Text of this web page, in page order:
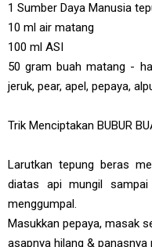
1 Sumber Daya Manusia
10 ml air matang
100 ml ASI
50 gram buah matang -
jeruk, pear, apel, pepaya,
Trik Menciptakan BUBUR
Larutkan tepung beras
diatas api mungil
menggumpal.
Masukkan pepaya, masak
asapnya hilang & panasnya